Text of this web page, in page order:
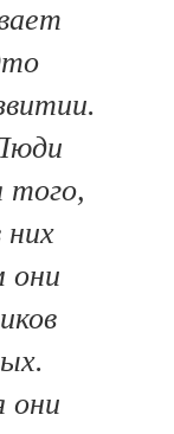
того,
они
они